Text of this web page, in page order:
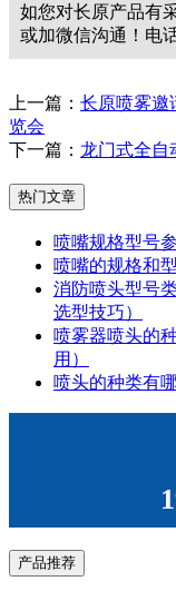
如您对长原产品有
或加微信沟通！电
上一篇： 长原喷雾邀
览会
下一篇： 龙门式全自
热门文章
喷嘴规格型号
喷嘴的规格和
消防喷头型号
选型技巧）
喷雾器喷头的
用）
喷头的种类有
产品推荐